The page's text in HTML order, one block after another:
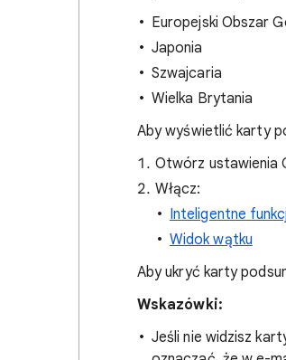
Europejski Obszar
Japonia
Szwajcaria
Wielka Brytania
Aby wyświetlić karty
Otwórz ustawienia
Włącz:
Inteligentne
Widok wątku
Aby ukryć karty
Wskazówki:
Jeśli nie widzisz